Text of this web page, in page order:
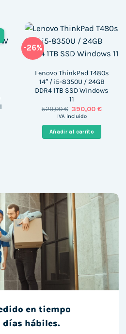
-26%
Lenovo ThinkPad T480s
14″ / i5-8350U / 24GB
DDR4 1TB SSD Windows
11
529,00€ El
precio
era:
529,00 €.
390,00€El
IVA incluido
Añadir al carrito
en tiempo
días hábiles.